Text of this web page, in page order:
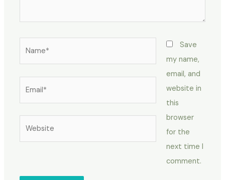
Save
my name,
email, and
website in
this
browser
for the
next time I
comment.